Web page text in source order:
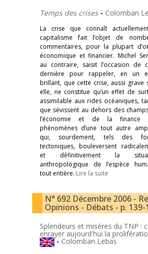
Temps des crises - Colomban
La crise que connaît
capitalisme fait l’objet de
commentaires, pour la plupart
économique et financier. Michel
au contraire, saisit l’occasion de
dernière pour rappeler, en un
brillant, que cette crise, aussi grave
elle, ne constitue qu’un effet de
assimilable aux rides océaniques,
que sévissent au dehors des
l’économie et de la finance
phénomènes d’une tout autre
qui, sourdement, tels des
tectoniques, bouleversent
et définitivement la
anthropologique de l’espèce
tout entière. Lire la suite
N° 692 Décembre 2006 -
Opinions - Débats - p. 139-
Splendeurs et misères du TNP :
enrayer aujourd'hui la
- Colomban Lebas